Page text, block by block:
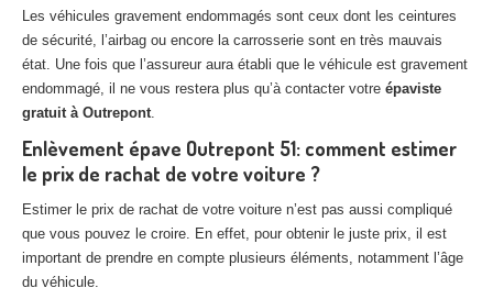
CONTACT
01 83 64 20 40
Les véhicules gravement endommagés sont ceux dont les ceintures
de sécurité, l’airbag ou encore la carrosserie sont en très mauvais
état. Une fois que l’assureur aura établi que le véhicule est gravement
endommagé, il ne vous restera plus qu’à contacter votre épaviste
gratuit à Outrepont.
Enlèvement épave Outrepont 51: comment estimer
le prix de rachat de votre voiture ?
Estimer le prix de rachat de votre voiture n’est pas aussi compliqué
que vous pouvez le croire. En effet, pour obtenir le juste prix, il est
important de prendre en compte plusieurs éléments, notamment l’âge
du véhicule.